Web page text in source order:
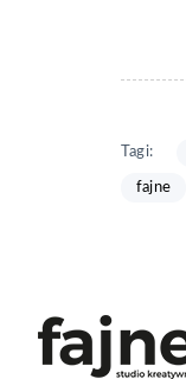
Tagi:
fajne